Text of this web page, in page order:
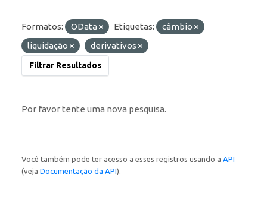
Formatos: OData Etiquetas:
câmbio
liquidação
derivativos
Filtrar Resultados
Por favor tente uma nova pesquisa.
Você também pode ter acesso a esses registros usando a API
(veja Documentação da API).